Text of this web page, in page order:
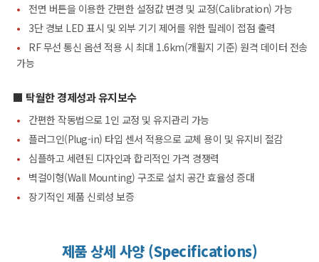
•
전면 버튼을 이용한 간편한 설정값 변경 및 교정(Calibration) 가능
•
3단 경보 LED 표시 및 외부 기기 제어를 위한 릴레이 접점 출력
•
RF 무선 통신 옵션 적용 시 최대 1.6km(개활지 기준) 원격 데이터 전송
가능
■ 탁월한 경제성과 유지보수
•
간편한 작동법으로 1인 교정 및 유지관리 가능
• 플러그인(Plug-in) 타입 센서 적용으로 교체 용이 및 유지비 절감
•
심플하고 세련된 디자인과 합리적인 가격 경쟁력
•
벽걸이형(Wall Mounting) 구조로 설치 공간 효율성 증대
• 장기적인 제품 신뢰성 보증
제품 상세 사양 (Specifications)